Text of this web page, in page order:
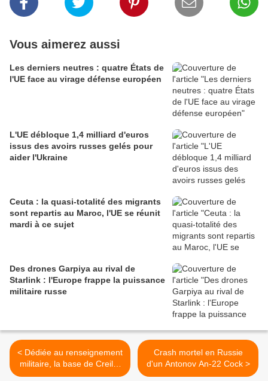
Vous aimerez aussi
Les derniers neutres : quatre États de
l'UE face au virage défense européen
L'UE débloque 1,4 milliard d'euros
issus des avoirs russes gelés pour
aider l'Ukraine
Ceuta : la quasi-totalité des migrants
sont repartis au Maroc, l'UE se réunit
mardi à ce sujet
Des drones Garpiya au rival de
Starlink : l'Europe frappe la puissance
militaire russe
< Dédiée au renseignement
militaire, la base de Creil a
été survolée par des drones
Crash mortel en Russie
d'un Antonov An-22 Cock >